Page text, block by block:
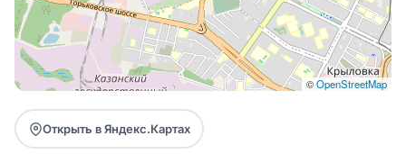
©OpenStreetMap
Открыть в Яндекс.Картах